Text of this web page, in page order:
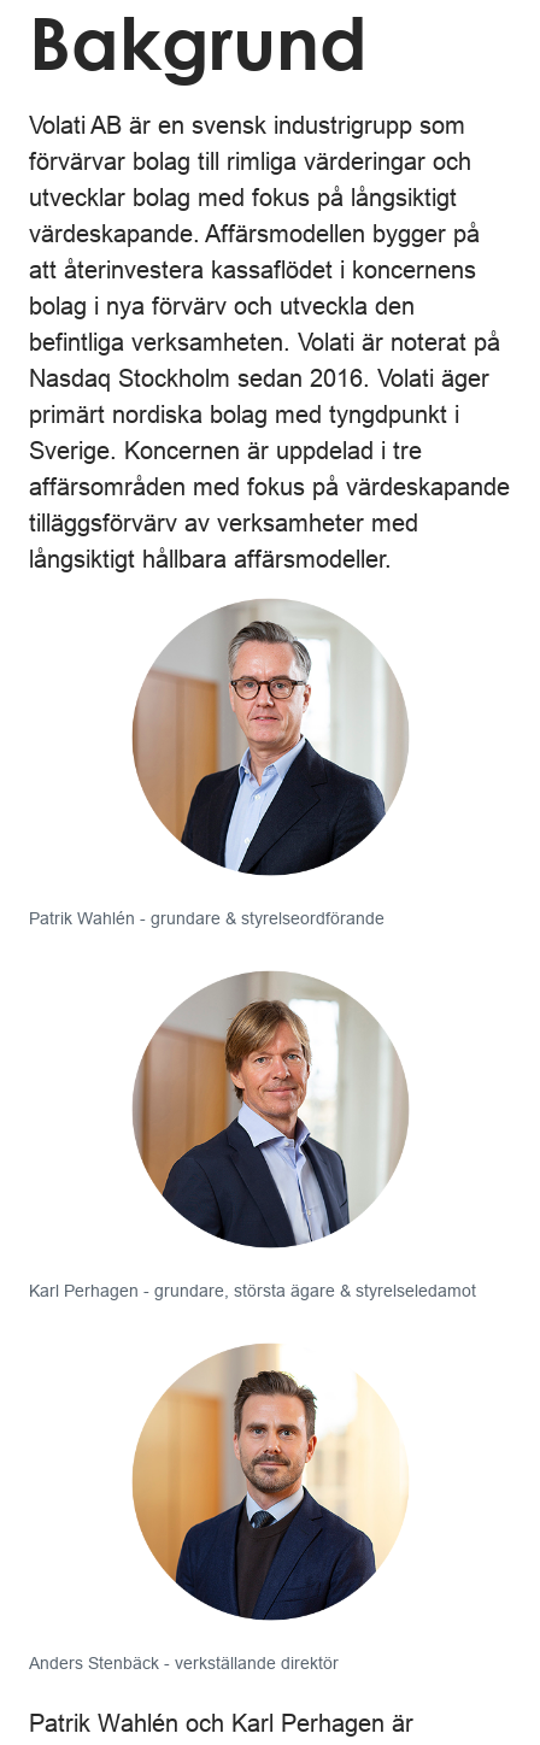
Bakgrund
Volati AB är en svensk industrigrupp som
förvärvar bolag till rimliga värderingar och
utvecklar bolag med fokus på långsiktigt
värdeskapande. Affärsmodellen bygger på
att återinvestera kassaflödet i koncernens
bolag i nya förvärv och utveckla den
befintliga verksamheten. Volati är noterat på
Nasdaq Stockholm sedan 2016. Volati äger
primärt nordiska bolag med tyngdpunkt i
Sverige. Koncernen är uppdelad i tre
affärsområden med fokus på värdeskapande
tilläggsförvärv av verksamheter med
långsiktigt hållbara affärsmodeller.
Patrik Wahlén - grundare & styrelseordförande
Karl Perhagen - grundare, största ägare & styrelseledamot
Anders Stenbäck - verkställande direktör
Patrik Wahlén och Karl Perhagen är